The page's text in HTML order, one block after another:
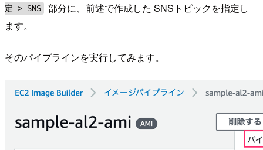
定 > SNS
部分に、前述で作成した SNSトピックを指定し
ます。
そのパイプラインを実行してみます。